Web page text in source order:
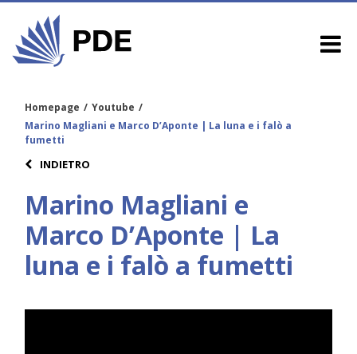
Homepage / Youtube /
Marino Magliani e Marco D’Aponte | La luna e i falò a
fumetti
INDIETRO
Marino Magliani e
Marco D’Aponte | La
luna e i falò a fumetti